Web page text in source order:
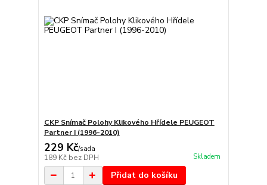
CKP Snímač Polohy Klikového Hřídele PEUGEOT
Partner I (1996-2010)
229 Kč/sada
189 Kč bez DPH Skladem
Přidat do košíku